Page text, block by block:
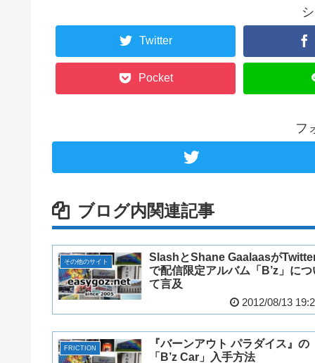
Twitter
Pocket
フ
ブログ内関連記事
その他のサイト
SlashとShane Gaalaasが
で配信限定アルバム「B’z」につ
て言及
2012/08/13
FRICTION
『バーンアウト パラダイス』の
「B’z Car」入手方法